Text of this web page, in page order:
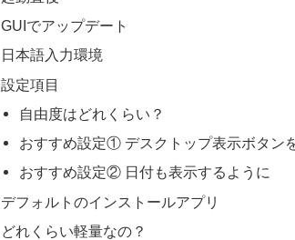
GUIでアップデート
日本語入力環境
設定項目
自由度はどれくらい？
おすすめ設定① デスクトップ表示ボタン
おすすめ設定② 日付も表示するように
デフォルトのインストールアプリ
どれくらい軽量なの？